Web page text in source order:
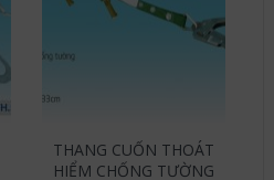
THANG CUỐN THOÁT
HIỂM CHỐNG TƯỜNG